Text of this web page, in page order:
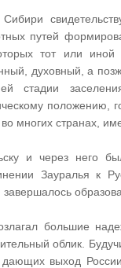
Сибири
путей
тот или иной
духовный, а
стадии
положению,
во многих странах,
и через него
Зауралья к
большие
облик.
дающих выход